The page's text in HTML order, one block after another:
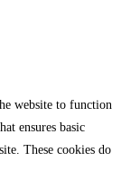
website to function
ensures basic
These cookies do